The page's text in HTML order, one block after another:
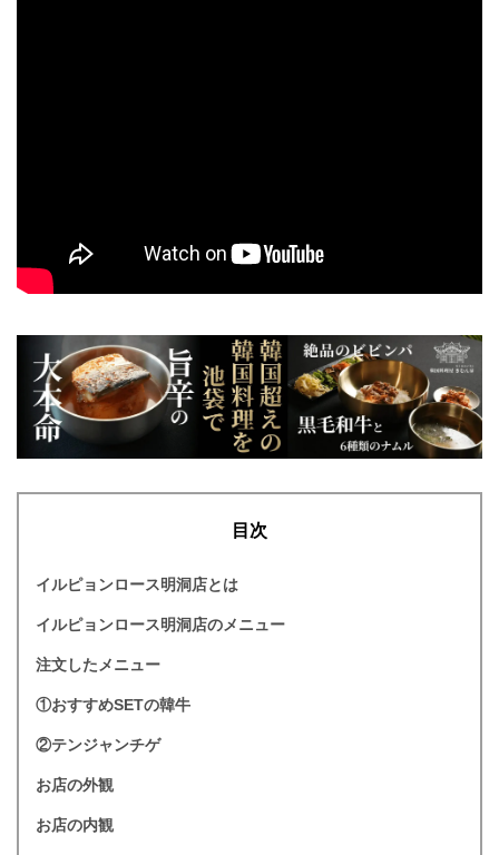
目次
イルピョンロース明洞店とは
イルピョンロース明洞店のメニュー
注文したメニュー
①おすすめSETの韓牛
②テンジャンチゲ
お店の外観
お店の内観